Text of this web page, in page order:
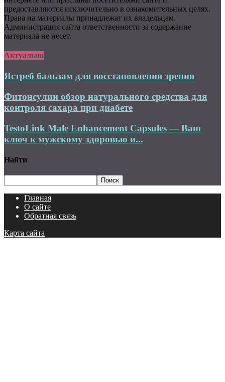
предоставляются исключительно в ознакомительных целях.
Права на материалы принадлежат их владельцам.
Администрация сайта ответственности за содержание
материала не несет.
Актуально
Ястреб бальзам для восстановления зрения
Фитонсулин обзор натурального средства для
контроля сахара при диабете
TestoLink Male Enhancement Capsules — Ваш
ключ к мужскому здоровью и...
Найти
Главная
О сайте
Обратная связь
Карта сайта